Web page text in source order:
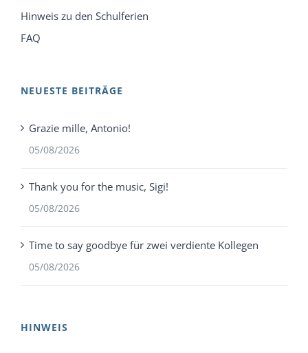
Hinweis zu den Schulferien
FAQ
NEUESTE BEITRÄGE
Grazie mille, Antonio!
05/08/2026
Thank you for the music, Sigi!
05/08/2026
Time to say goodbye für zwei verdiente Kollegen
05/08/2026
HINWEIS